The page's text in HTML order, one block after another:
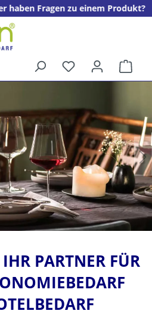
Produkt? + + + Wir freuen
PARTNER FÜR